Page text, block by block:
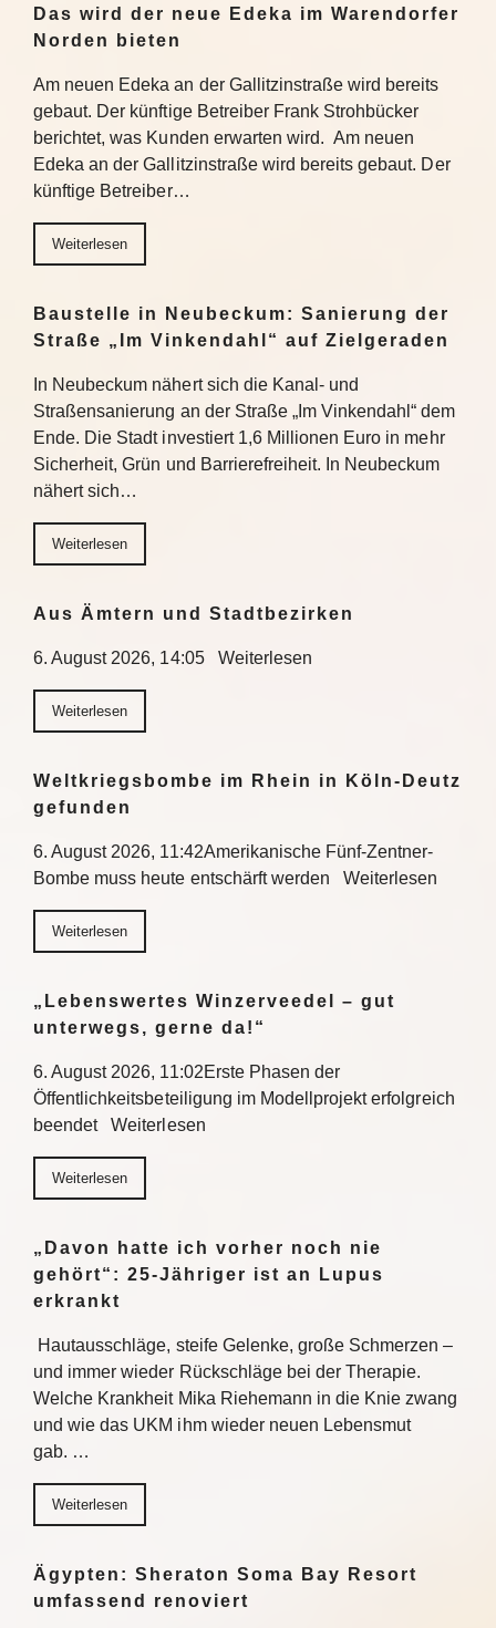
Das wird der neue Edeka im Warendorfer
Norden bieten
Am neuen Edeka an der Gallitzinstraße wird bereits
gebaut. Der künftige Betreiber Frank Strohbücker
berichtet, was Kunden erwarten wird. Am neuen
Edeka an der Gallitzinstraße wird bereits gebaut. Der
künftige Betreiber…
Weiterlesen
Baustelle in Neubeckum: Sanierung der
Straße „Im Vinkendahl“ auf Zielgeraden
In Neubeckum nähert sich die Kanal- und
Straßensanierung an der Straße „Im Vinkendahl“ dem
Ende. Die Stadt investiert 1,6 Millionen Euro in mehr
Sicherheit, Grün und Barrierefreiheit. In Neubeckum
nähert sich…
Weiterlesen
Aus Ämtern und Stadtbezirken
6. August 2026, 14:05 Weiterlesen
Weiterlesen
Weltkriegsbombe im Rhein in Köln-Deutz
gefunden
6. August 2026, 11:42Amerikanische Fünf-Zentner-
Bombe muss heute entschärft werden Weiterlesen
Weiterlesen
„Lebenswertes Winzerveedel – gut
unterwegs, gerne da!“
6. August 2026, 11:02Erste Phasen der
Öffentlichkeitsbeteiligung im Modellprojekt erfolgreich
beendet Weiterlesen
Weiterlesen
„Davon hatte ich vorher noch nie
gehört“: 25-Jähriger ist an Lupus
erkrankt
Hautausschläge, steife Gelenke, große Schmerzen –
und immer wieder Rückschläge bei der Therapie.
Welche Krankheit Mika Riehemann in die Knie zwang
und wie das UKM ihm wieder neuen Lebensmut
gab. …
Weiterlesen
Ägypten: Sheraton Soma Bay Resort
umfassend renoviert